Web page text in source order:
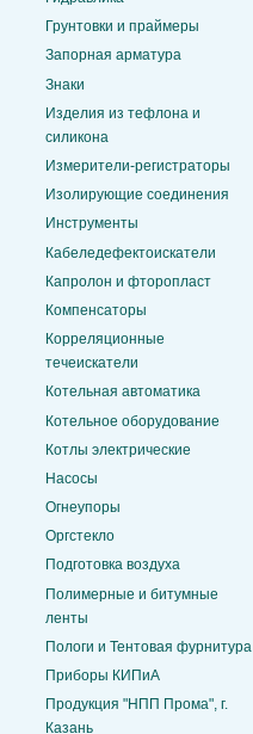
Грунтовки и праймеры
Запорная арматура
Знаки
Изделия из тефлона и
силикона
Измерители-регистраторы
Изолирующие соединения
Инструменты
Кабеледефектоискатели
Капролон и фторопласт
Компенсаторы
Корреляционные
течеискатели
Котельная автоматика
Котельное оборудование
Котлы электрические
Насосы
Огнеупоры
Оргстекло
Подготовка воздуха
Полимерные и битумные
ленты
Пологи и Тентовая фурнитура
Приборы КИПиА
Продукция "НПП Прома", г.
Казань